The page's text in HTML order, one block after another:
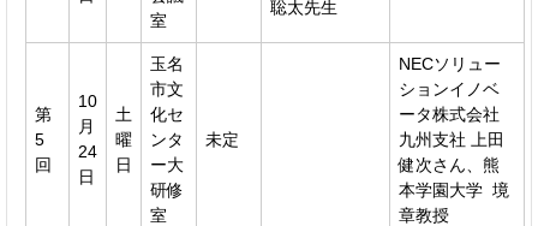
室
聡太先生
第
5
回
10
月
24
日
土
曜
日
玉名
市文
化セ
ンタ
ー大
研修
室
未定
NECソリュー
ションイノベ
ータ株式会社
九州支社 上田
健次さん、熊
本学園大学 境
章教授